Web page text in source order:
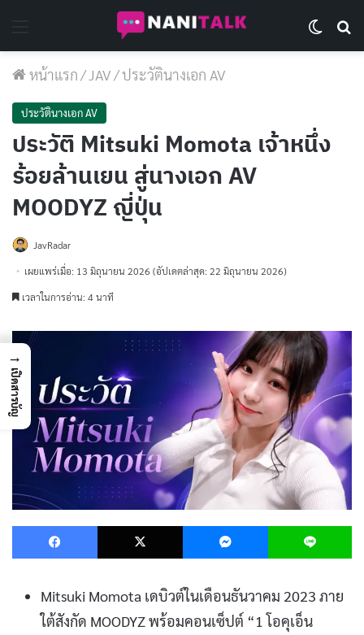
หน้าแรก/JAV/ประวัตินางเอก AV
ประวัตินางเอก AV
ประวัติ Mitsuki Momota เจ้าหนึ่ง
ร้อยล้านเยน สู่นางเอก AV
MOODYZ ญี่ปุ่น
JavRadar
เผยแพร่เมื่อ: 13 มิถุนายน 2026 (อัปเดตล่าสุด: 22 มิถุนายน 2026)
เวลาในการอ่าน: 4 นาที
Facebook X Messenger
Mitsuki Momota เดบิวต์ในเดือนธันวาคม 2023 ภาย
ใต้สังกัด MOODYZ พร้อมคอนเซ็ปต์ “1 โอคุเอ็น
→
เปิดสารบัญ